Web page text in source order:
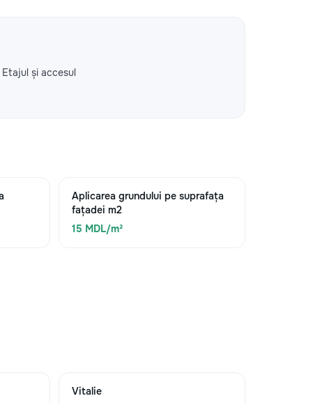
Etajul și accesul
Aplicarea grundului pe suprafața
fațadei m2
15 MDL/m²
Vitalie